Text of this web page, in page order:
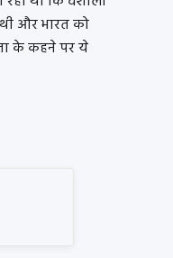
और भारत को
के कहने पर ये